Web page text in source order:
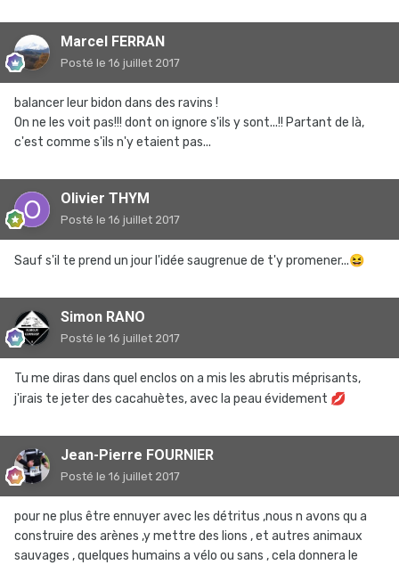
Marcel FERRAN
Posté le 16 juillet 2017
balancer leur bidon dans des ravins !
On ne les voit pas!!! dont on ignore s'ils y sont...!! Partant de là,
c'est comme s'ils n'y etaient pas...
Olivier THYM
Posté le 16 juillet 2017
Sauf s'il te prend un jour l'idée saugrenue de t'y promener...😆
Simon RANO
Posté le 16 juillet 2017
Tu me diras dans quel enclos on a mis les abrutis méprisants,
j'irais te jeter des cacahuètes, avec la peau évidement 💋
Jean-Pierre FOURNIER
Posté le 16 juillet 2017
pour ne plus être ennuyer avec les détritus ,nous n avons qu a
construire des arènes ,y mettre des lions , et autres animaux
sauvages , quelques humains a vélo ou sans , cela donnera le